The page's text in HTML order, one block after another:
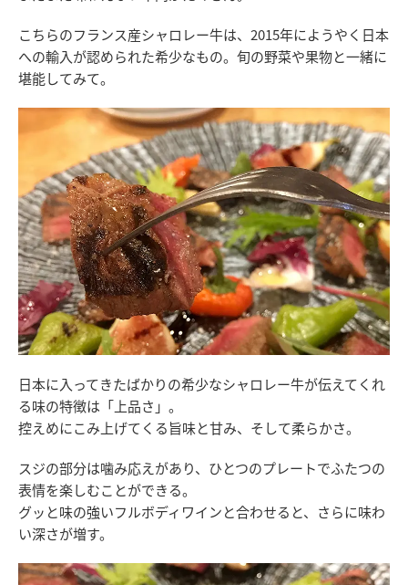
こちらのフランス産シャロレー牛は、2015年にようやく日本
への輸入が認められた希少なもの。旬の野菜や果物と一緒に
堪能してみて。
日本に入ってきたばかりの希少なシャロレー牛が伝えてくれ
る味の特徴は「上品さ」。
控えめにこみ上げてくる旨味と甘み、そして柔らかさ。
スジの部分は噛み応えがあり、ひとつのプレートでふたつの
表情を楽しむことができる。
グッと味の強いフルボディワインと合わせると、さらに味わ
い深さが増す。